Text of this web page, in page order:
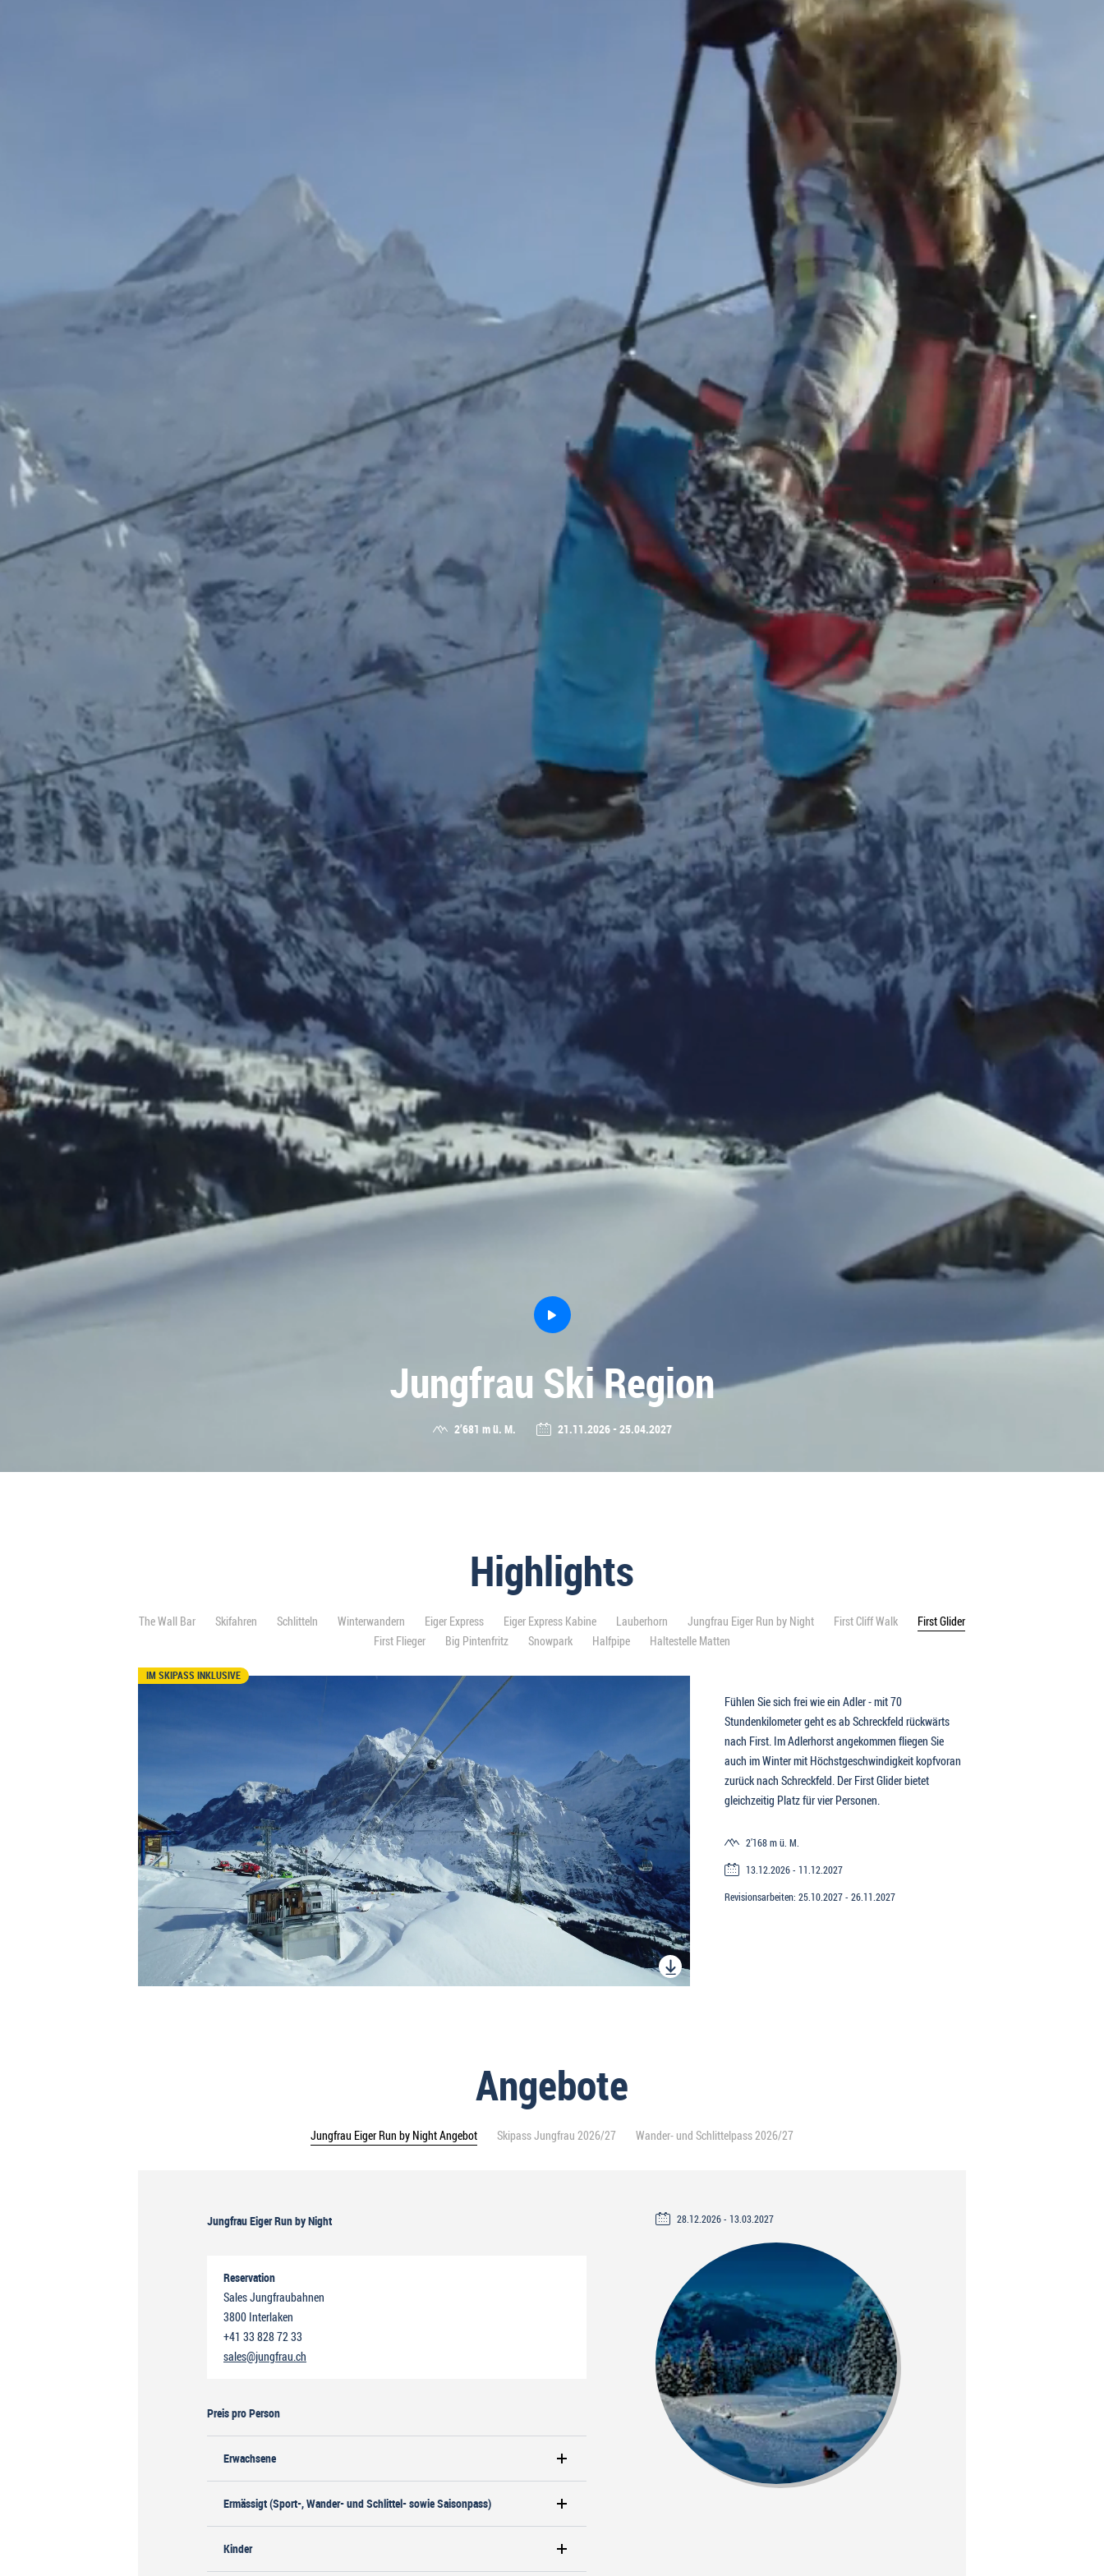
VIDEO
ABSPIELEN
Jungfrau Ski Region
2’681 m ü. M. 21.11.2026 - 25.04.2027
Highlights
The Wall Bar Skifahren Schlitteln Winterwandern Eiger Express Eiger Express Kabine Lauberhorn Jungfrau Eiger Run by Night First Cliff Walk
First Glider
First Flieger
Big Pintenfritz Snowpark Halfpipe Haltestelle Matten
2’168 m ü. M.
13.12.2026 - 11.12.2027
Revisionsarbeiten: 25.10.2027 - 26.11.2027
Fühlen Sie sich frei wie ein Adler - mit 70
Stundenkilometer geht es ab Schreckfeld rückwärts
nach First. Im Adlerhorst angekommen fliegen Sie
auch im Winter mit Höchstgeschwindigkeit kopfvoran
zurück nach Schreckfeld. Der First Glider bietet
gleichzeitig Platz für vier Personen.
IM SKIPASS INKLUSIVE
Angebote
Jungfrau Eiger Run by Night Angebot Skipass Jungfrau 2026/27 Wander- und Schlittelpass 2026/27
Jungfrau Eiger Run by Night
Reservation
Sales Jungfraubahnen
3800 Interlaken
+41 33 828 72 33
sales@jungfrau.ch
Preis pro Person
Erwachsene
Ermässigt (Sport-, Wander- und Schlittel- sowie Saisonpass)
Ermässigt
(Sport-,
Kinder
28.12.2026 - 13.03.2027